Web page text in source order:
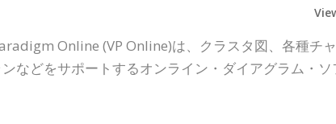
Online (VP Online)は、クラスタ図、各種チ
などをサポートするオンライン・ダイアグラム・ソ